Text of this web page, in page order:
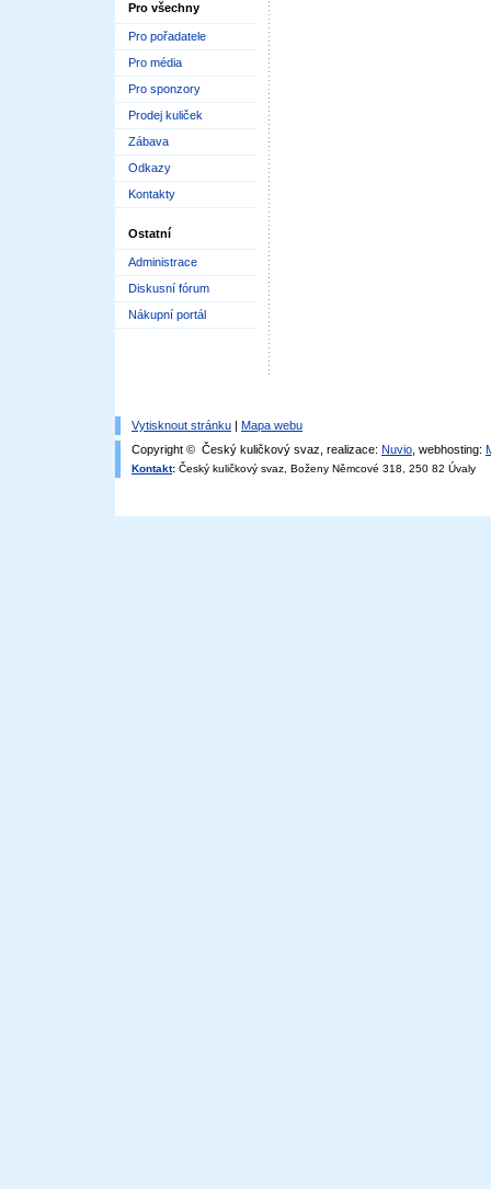
Pro všechny
Pro pořadatele
Pro média
Pro sponzory
Prodej kuliček
Zábava
Odkazy
Kontakty
Ostatní
Administrace
Diskusní fórum
Nákupní portál
Vytisknout stránku | Mapa webu
Copyright © Český kuličkový svaz, realizace: Nuvio , webhosting:
Kontakt: Český kuličkový svaz, Boženy Němcové 318, 250 82 Úvaly